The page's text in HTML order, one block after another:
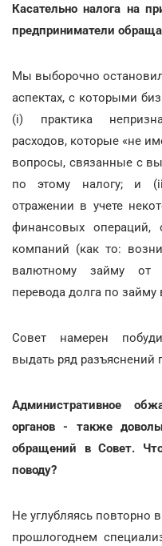
Касательно налога на
предприниматели
Мы выборочно
аспектах, с которыми
(i) практика
расходов, которые «не
вопросы, связанные с
по этому налогу; и
отражении в учете
финансовых операций,
компаний (как то:
валютному займу от
перевода долга по
Совет намерен
выдать ряд
Административное
органов - также
обращений в Совет.
поводу?
Не углубляясь
прошлогоднем